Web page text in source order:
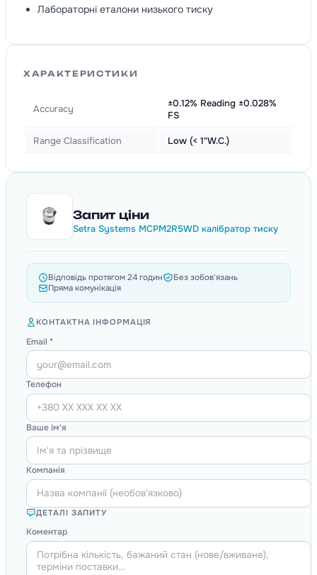
Лабораторні еталони низького тиску
ХАРАКТЕРИСТИКИ
Accuracy
±0.12% Reading ±0.028%
FS
Range Classification Low (< 1"W.C.)
Запит ціни
Setra Systems MCPM2R5WD калібратор тиску
Відповідь протягом 24 годин
Без зобов'язань
Пряма комунікація
КОНТАКТНА ІНФОРМАЦІЯ
Email *
Телефон
Ваше ім'я
Компанія
ДЕТАЛІ ЗАПИТУ
Коментар